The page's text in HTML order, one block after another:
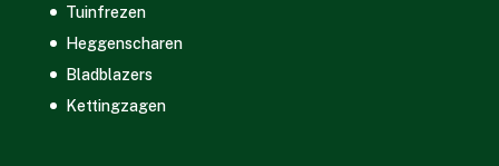
Tuinfrezen
Heggenscharen
Bladblazers
Kettingzagen